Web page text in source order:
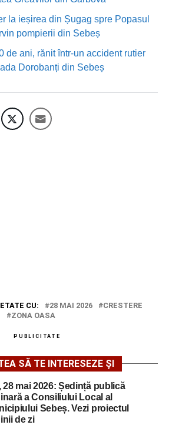
la ieșirea din Șugag spre Popasul
pompierii din Sebeș
de ani, rănit într-un accident rutier
Dorobanți din Sebeș
CU: 28 MAI 2026
CRESTERE
ZONA OASA
PUBLICITATE
SĂ TE INTERESEZE ȘI
28 mai 2026: Ședință publică
a Consiliului Local al
Sebeș. Vezi proiectul
de zi